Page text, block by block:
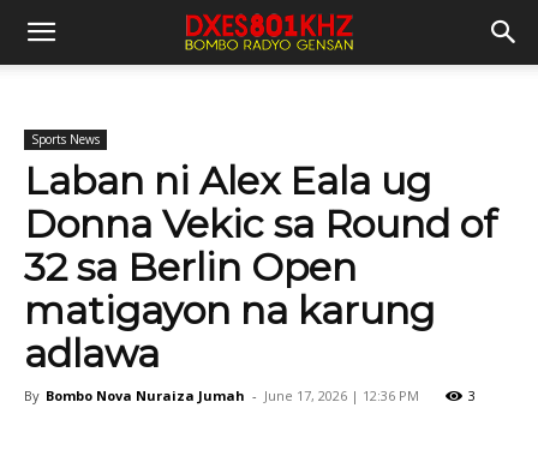
Sports News
Laban ni Alex Eala ug
Donna Vekic sa Round of
32 sa Berlin Open
matigayon na karung
adlawa
By Bombo Nova Nuraiza Jumah - June 17, 2026 | 12:36 PM 3